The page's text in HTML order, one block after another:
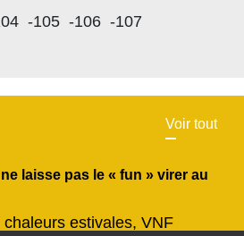
-105 -106 -107
Voir tout
laisse pas le « fun » virer au
estivales, VNF